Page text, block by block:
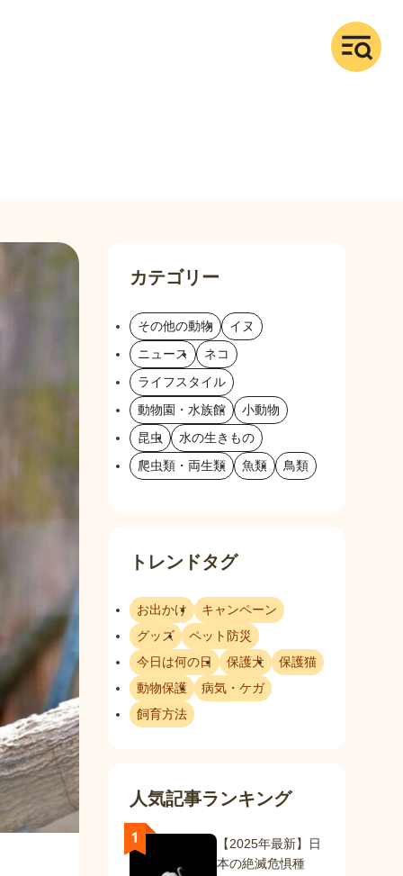
カテゴリー
その他の動物
イヌ
ニュース
ネコ
ライフスタイル
動物園・水族館
小動物
昆虫
水の生きもの
爬虫類・両生類
魚類 鳥類
トレンドタグ
お出かけ
キャンペーン
グッズ
ペット防災
今日は何の日
保護犬
保護猫
動物保護
病気・ケガ
飼育方法
人気記事ランキング
【2025年最新】日
本の絶滅危惧種